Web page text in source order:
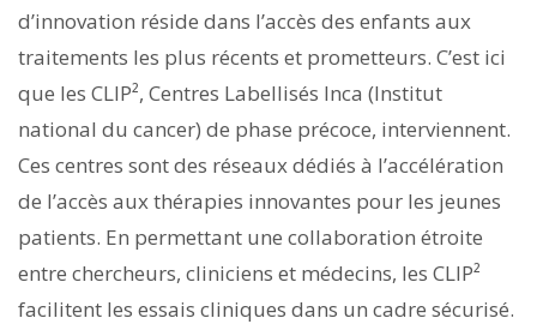
d’innovation réside dans l’accès des enfants aux
traitements les plus récents et prometteurs. C’est ici
que les CLIP², Centres Labellisés Inca (Institut
national du cancer) de phase précoce, interviennent.
Ces centres sont des réseaux dédiés à l’accélération
de l’accès aux thérapies innovantes pour les jeunes
patients. En permettant une collaboration étroite
entre chercheurs, cliniciens et médecins, les CLIP²
facilitent les essais cliniques dans un cadre sécurisé.